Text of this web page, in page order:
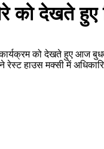
को देखते
को देखते हुए आज
हाउस मक्सी में